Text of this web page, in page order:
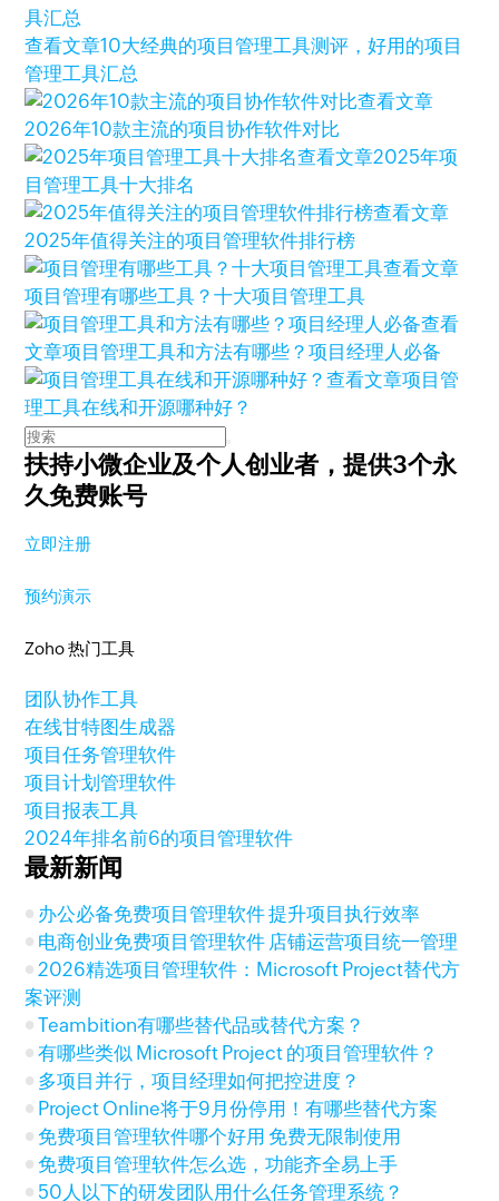
查看文章10大经典的项目管理工具测评，好用的项目
管理工具汇总
查看文章
2026年10款主流的项目协作软件对比
查看文章2025年项
目管理工具十大排名
查看文章
2025年值得关注的项目管理软件排行榜
查看文章
项目管理有哪些工具？十大项目管理工具
查看
文章项目管理工具和方法有哪些？项目经理人必备
查看文章项目管
理工具在线和开源哪种好？
扶持小微企业及个人创业者，提供3个永
久免费账号
立即注册
预约演示
Zoho 热门工具
团队协作工具
在线甘特图生成器
项目任务管理软件
项目计划管理软件
项目报表工具
2024年排名前6的项目管理软件
最新新闻
办公必备免费项目管理软件 提升项目执行效率
电商创业免费项目管理软件 店铺运营项目统一管理
2026精选项目管理软件：Microsoft Project替代方
案评测
Teambition有哪些替代品或替代方案？
有哪些类似 Microsoft Project 的项目管理软件？
多项目并行，项目经理如何把控进度？
Project Online将于9月份停用！有哪些替代方案
免费项目管理软件哪个好用 免费无限制使用
免费项目管理软件怎么选，功能齐全易上手
50人以下的研发团队用什么任务管理系统？